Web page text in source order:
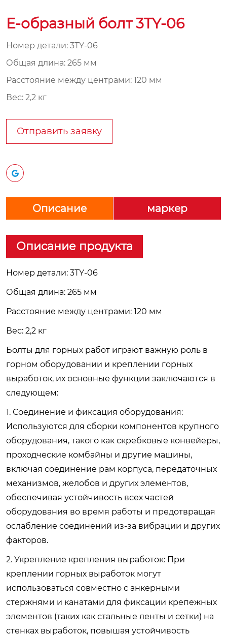
E-образный болт 3TY-06
Номер детали: 3TY-06
Общая длина: 265 мм
Расстояние между центрами: 120 мм
Вес: 2,2 кг
Отправить заявку
Описание маркер
Описание продукта
Номер детали: 3TY-06
Общая длина: 265 мм
Расстояние между центрами: 120 мм
Вес: 2,2 кг
Болты для горных работ играют важную роль в
горном оборудовании и креплении горных
выработок, их основные функции заключаются в
следующем:
1. Соединение и фиксация оборудования:
Используются для сборки компонентов крупного
оборудования, такого как скребковые конвейеры,
проходческие комбайны и другие машины,
включая соединение рам корпуса, передаточных
механизмов, желобов и других элементов,
обеспечивая устойчивость всех частей
оборудования во время работы и предотвращая
ослабление соединений из-за вибрации и других
факторов.
2. Укрепление крепления выработок: При
креплении горных выработок могут
использоваться совместно с анкерными
стержнями и канатами для фиксации крепежных
элементов (таких как стальные ленты и сетки) на
стенках выработок, повышая устойчивость